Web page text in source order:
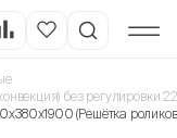
без регулировки
(Решётка